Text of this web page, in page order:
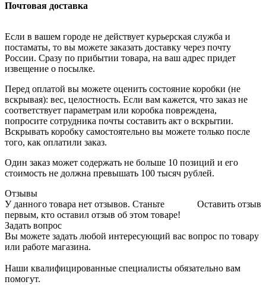
Почтовая доставка
Если в вашем городе не действует курьерская служба и
постаматы, то вы можете заказать доставку через почту
России. Сразу по прибытии товара, на ваш адрес придет
извещение о посылке.
Перед оплатой вы можете оценить состояние коробки (не
вскрывая): вес, целостность. Если вам кажется, что заказ не
соответствует параметрам или коробка повреждена,
попросите сотрудника почты составить акт о вскрытии.
Вскрывать коробку самостоятельно вы можете только после
того, как оплатили заказ.
Один заказ может содержать не больше 10 позиций и его
стоимость не должна превышать 100 тысяч рублей.
Отзывы
Оставить отзыв
У данного товара нет отзывов. Станьте
первым, кто оставил отзыв об этом товаре!
Задать вопрос
Вы можете задать любой интересующий вас вопрос по товару
или работе магазина.
Наши квалифицированные специалисты обязательно вам
помогут.